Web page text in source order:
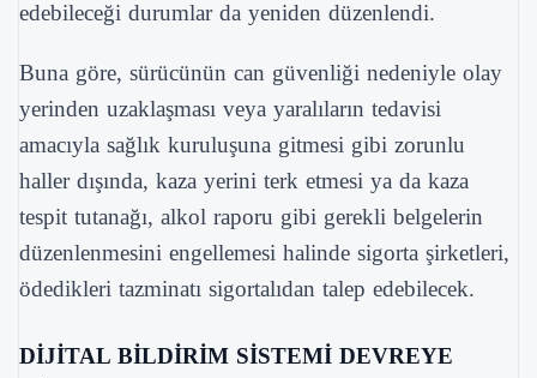
edebileceği durumlar da yeniden düzenlendi.
Buna göre, sürücünün can güvenliği nedeniyle olay
yerinden uzaklaşması veya yaralıların tedavisi
amacıyla sağlık kuruluşuna gitmesi gibi zorunlu
haller dışında, kaza yerini terk etmesi ya da kaza
tespit tutanağı, alkol raporu gibi gerekli belgelerin
düzenlenmesini engellemesi halinde sigorta şirketleri,
ödedikleri tazminatı sigortalıdan talep edebilecek.
DİJİTAL BİLDİRİM SİSTEMİ DEVREYE